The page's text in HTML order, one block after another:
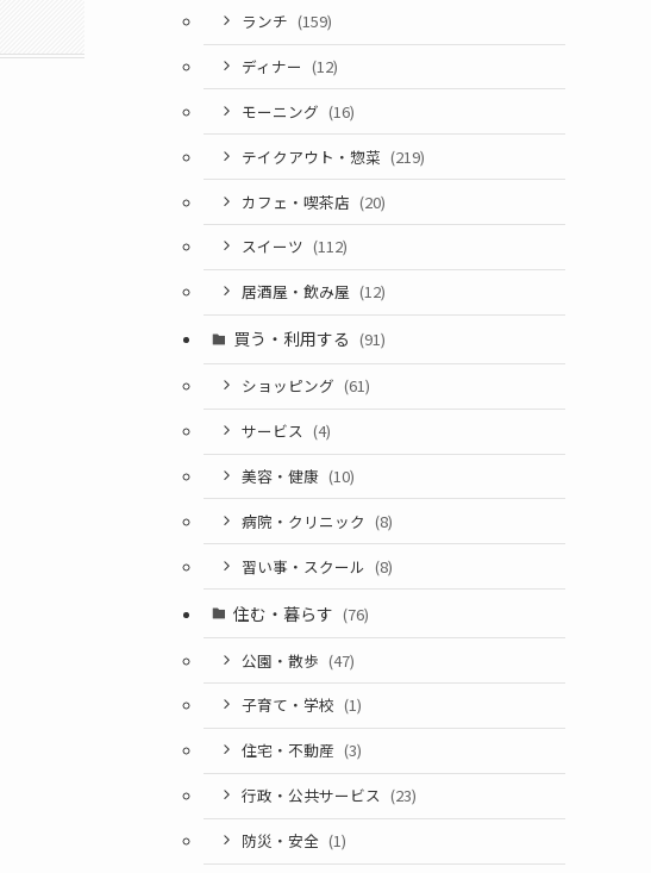
ランチ (159)
ディナー (12)
モーニング (16)
テイクアウト・惣菜 (219)
カフェ・喫茶店 (20)
スイーツ (112)
居酒屋・飲み屋 (12)
買う・利用する (91)
ショッピング (61)
サービス (4)
美容・健康 (10)
病院・クリニック (8)
習い事・スクール (8)
住む・暮らす (76)
公園・散歩 (47)
子育て・学校 (1)
住宅・不動産 (3)
行政・公共サービス (23)
防災・安全 (1)